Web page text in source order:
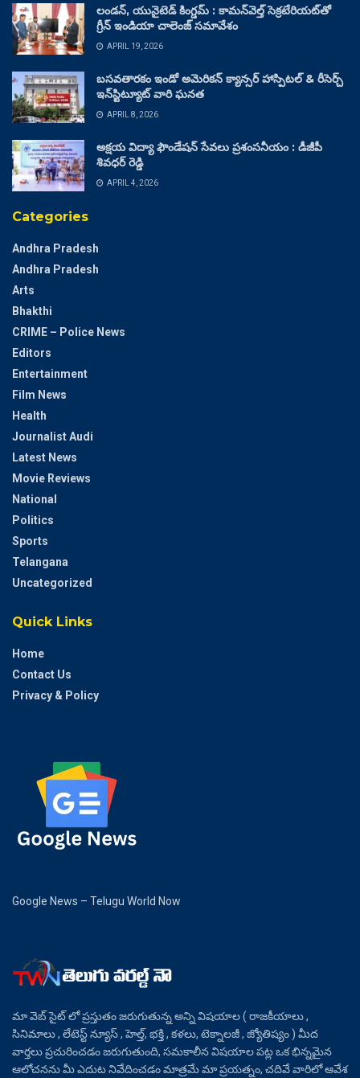
లండన్, యునైటెడ్ కింగ్డమ్ : కామన్‌వెల్త్ సెక్రటేరియట్‌తో
గ్రీన్ ఇండియా చాలెంజ్ సమావేశం
APRIL 19, 2026
బసవతారకం ఇండో అమెరికన్ క్యాన్సర్ హాస్పిటల్ & రీసెర్చ్
ఇన్‌స్టిట్యూట్ వారి ఘనత
APRIL 8, 2026
అక్షయ విద్యా ఫౌండేషన్ సేవలు ప్రశంసనీయం : డీజీపీ
శివధర్ రెడ్డి
APRIL 4, 2026
Categories
Andhra Pradesh
Andhra Pradesh
Arts
Bhakthi
CRIME – Police News
Editors
Entertainment
Film News
Health
Journalist Audi
Latest News
Movie Reviews
National
Politics
Sports
Telangana
Uncategorized
Quick Links
Home
Contact Us
Privacy & Policy
Google News – Telugu World Now
మా వెబ్ సైట్ లో ప్రస్తుతం జరుగుతున్న అన్ని విషయాల ( రాజకీయాలు ,
సినిమాలు , లేటెస్ట్ న్యూస్ , హెల్త్, భక్తి , కళలు, టెక్నాలజీ , జ్యోతిష్యం ) మీద
వార్తలు ప్రచురించడం జరుగుతుంది, సమకాలీన విషయాల పట్ల ఒక భిన్నమైన
ఆలోచనను మీ ఎదుట నివేదించడం మాత్రమే మా ప్రయత్నం, చదివే వారిలో ఆవేశ